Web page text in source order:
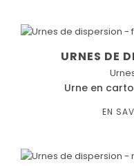
URNES DE
Urne en
EN